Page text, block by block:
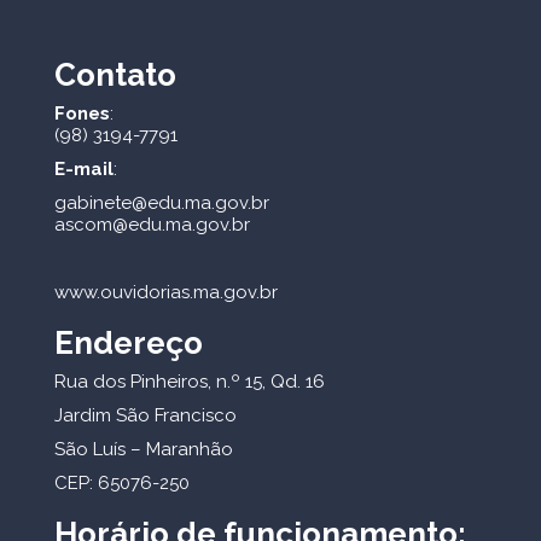
Contato
Fones:
(98) 3194-7791
E-mail:
gabinete@edu.ma.gov.br
ascom@edu.ma.gov.br
www.ouvidorias.ma.gov.br
Endereço
Rua dos Pinheiros, n.º 15, Qd. 16
Jardim São Francisco
São Luís – Maranhão
CEP: 65076-250